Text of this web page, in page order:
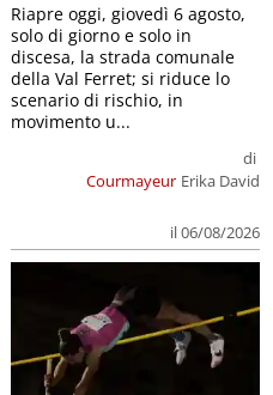
Courmayeur
di
Erika David
il 06/08/2026
Riapre oggi, giovedì 6 agosto,
solo di giorno e solo in
discesa, la strada comunale
della Val Ferret; si riduce lo
scenario di rischio, in
movimento u...